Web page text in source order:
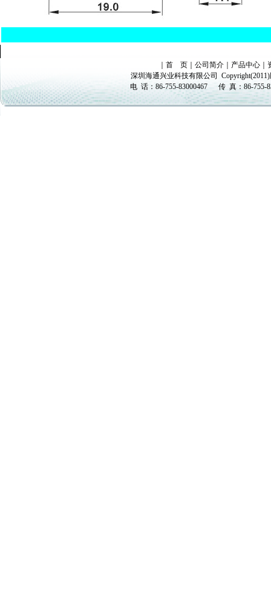
首 页｜ 公司简介｜ 产品中心｜
深圳海通兴业科技有限公司
电 话： 86-755-83000467 传 真： 86-755-